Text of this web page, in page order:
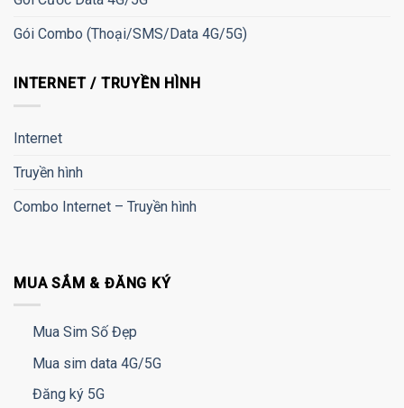
Gói Combo (Thoại/SMS/Data 4G/5G)
INTERNET / TRUYỀN HÌNH
Internet
Truyền hình
Combo Internet – Truyền hình
MUA SẮM & ĐĂNG KÝ
Mua Sim Số Đẹp
Mua sim data 4G/5G
Đăng ký 5G